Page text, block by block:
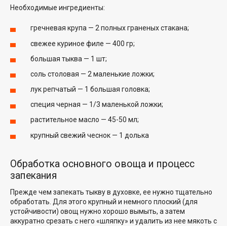
Необходимые ингредиенты:
гречневая крупа — 2 полных граненых стакана;
свежее куриное филе — 400 гр;
большая тыква — 1 шт;
соль столовая — 2 маленькие ложки;
лук репчатый — 1 большая головка;
специя черная — 1/3 маленькой ложки;
растительное масло — 45-50 мл;
крупный свежий чеснок — 1 долька
Обработка основного овоща и процесс
запекания
Прежде чем запекать тыкву в духовке, ее нужно тщательно
обработать. Для этого крупный и немного плоский (для
устойчивости) овощ нужно хорошо вымыть, а затем
аккуратно срезать с него «шляпку» и удалить из нее мякоть с